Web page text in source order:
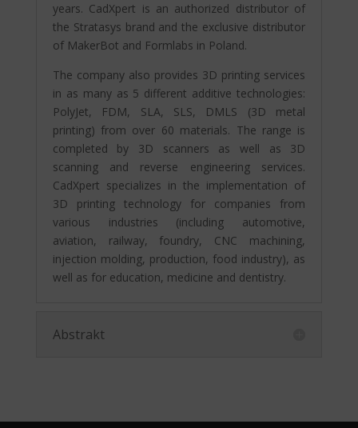
years. CadXpert is an authorized distributor of
the Stratasys brand and the exclusive distributor
of MakerBot and Formlabs in Poland.
The company also provides 3D printing services
in as many as 5 different additive technologies:
PolyJet, FDM, SLA, SLS, DMLS (3D metal
printing) from over 60 materials. The range is
completed by 3D scanners as well as 3D
scanning and reverse engineering services.
CadXpert specializes in the implementation of
3D printing technology for companies from
various industries (including automotive,
aviation, railway, foundry, CNC machining,
injection molding, production, food industry), as
well as for education, medicine and dentistry.
Abstrakt